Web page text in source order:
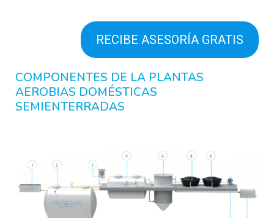
RECIBE ASESORÍA GRATIS
COMPONENTES DE LA PLANTAS
AEROBIAS DOMÉSTICAS
SEMIENTERRADAS